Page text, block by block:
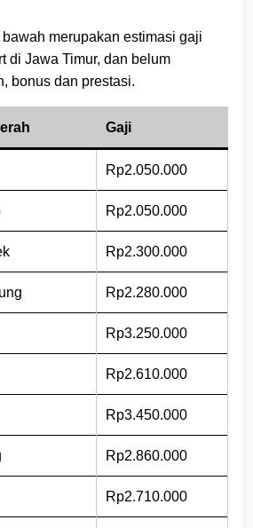
merupakan estimasi gaji
di Jawa Timur, dan belum
bonus dan prestasi.
Gaji
Rp2.050.000
Rp2.050.000
Rp2.300.000
Rp2.280.000
Rp3.250.000
Rp2.610.000
Rp3.450.000
Rp2.860.000
Rp2.710.000